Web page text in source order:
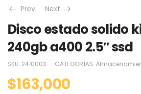
Prev
Next
Disco estado solido
240gb a400 2.5″ ssd
SKU: 2410003 CATEGORÍAS:
$163,000